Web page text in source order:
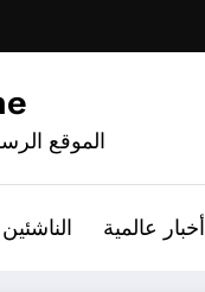
الموقع
الناشئين أخبار عالمية